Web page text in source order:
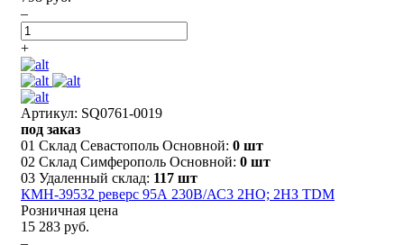
–
+
Артикул: SQ0761-0019
под заказ
01 Склад Севастополь Основной: 0 шт
02 Склад Симферополь Основной: 0 шт
03 Удаленный склад: 117 шт
КМН-39532 реверс 95А 230В/АС3 2НО; 2НЗ TDM
Розничная цена
15 283 руб.